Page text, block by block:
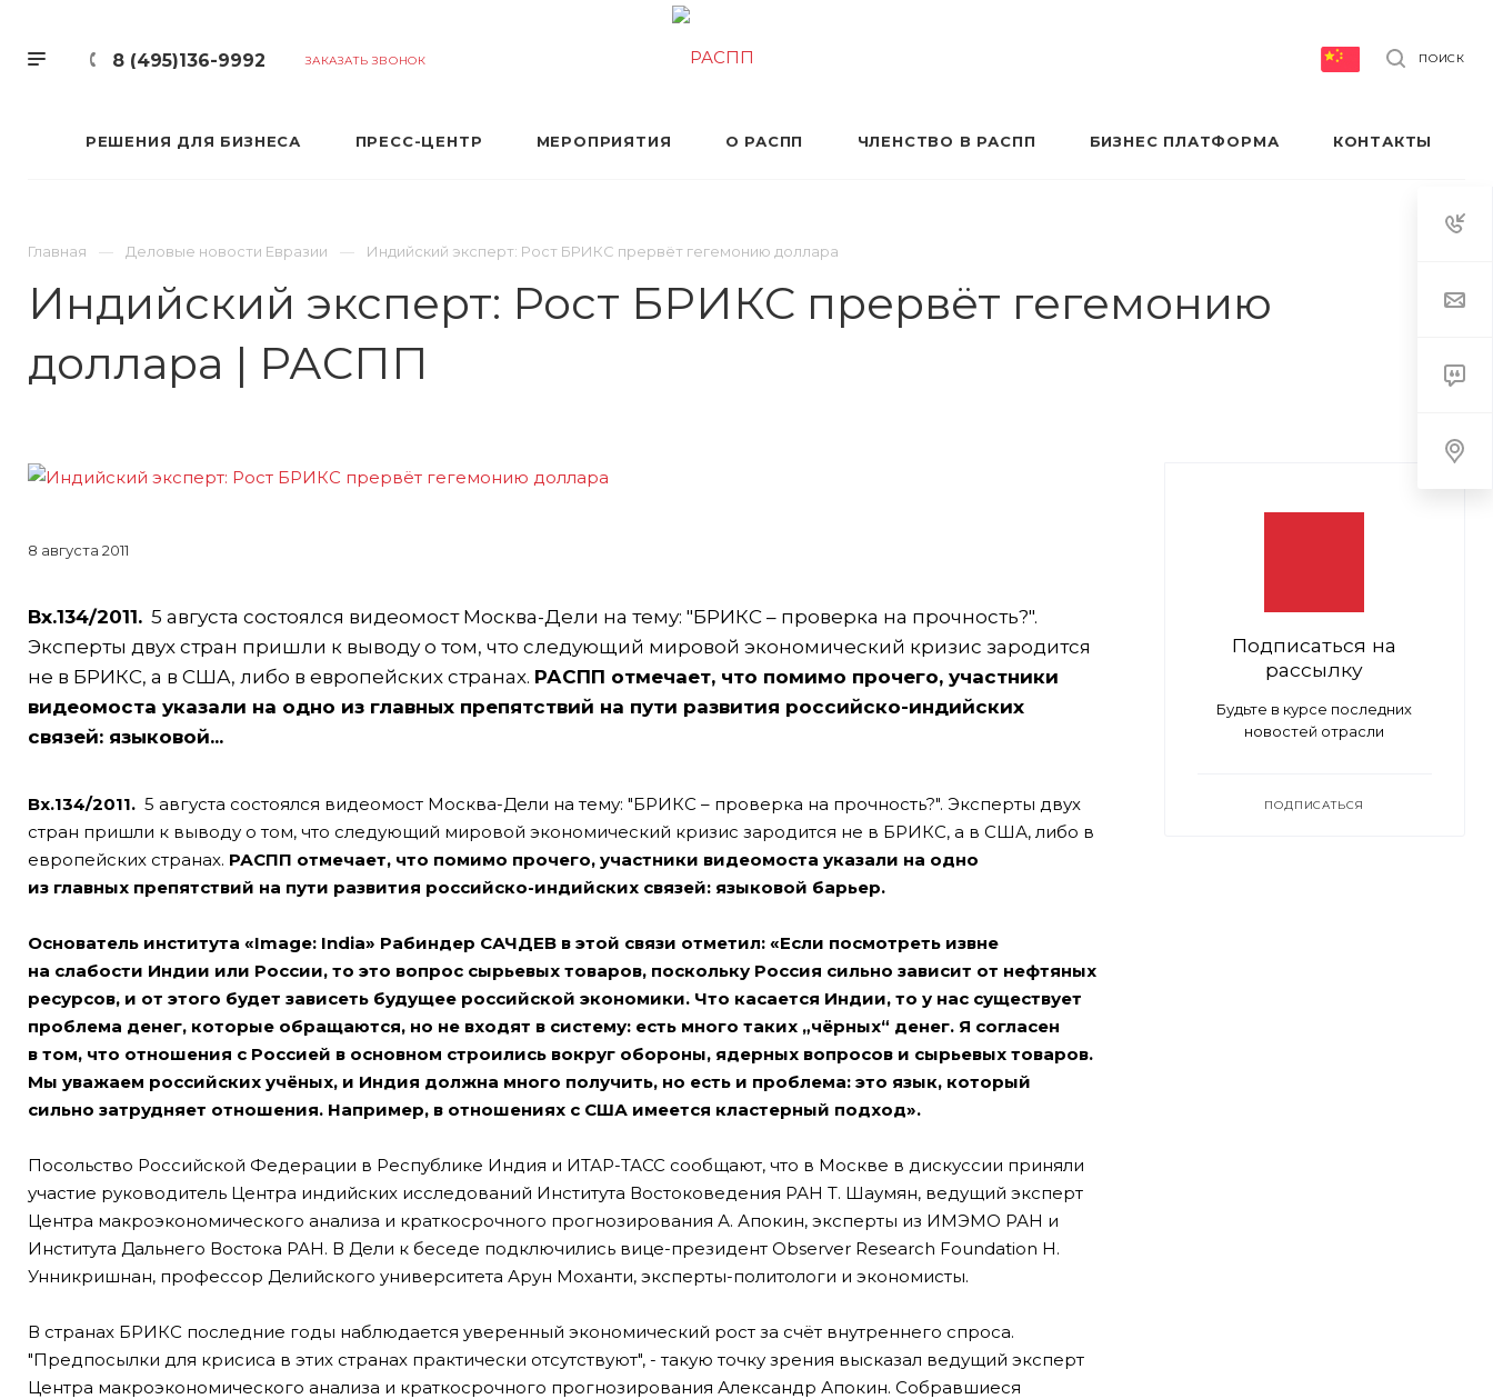
8 (495)136-9992 ЗАКАЗАТЬ ЗВОНОК ПОИСК
РЕШЕНИЯ ДЛЯ БИЗНЕСА ПРЕСС-ЦЕНТР МЕРОПРИЯТИЯ О РАСПП ЧЛЕНСТВО В РАСПП БИЗНЕС ПЛАТФОРМА КОНТАКТЫ
Главная Деловые новости Евразии Индийский эксперт: Рост БРИКС прервёт гегемонию доллара
Индийский эксперт: Рост БРИКС прервёт гегемонию
доллара | РАСПП
8 августа 2011
Вх.134/2011. 5 августа состоялся видеомост Москва-Дели на тему: "БРИКС – проверка на прочность?".
Эксперты двух стран пришли к выводу о том, что следующий мировой экономический кризис зародится
не в БРИКС, а в США, либо в европейских странах. РАСПП отмечает, что помимо прочего, участники
видеомоста указали на одно из главных препятствий на пути развития российско-индийских
связей: языковой...
Вх.134/2011. 5 августа состоялся видеомост Москва-Дели на тему: "БРИКС – проверка на прочность?". Эксперты двух
стран пришли к выводу о том, что следующий мировой экономический кризис зародится не в БРИКС, а в США, либо в
европейских странах. РАСПП отмечает, что помимо прочего, участники видеомоста указали на одно
из главных препятствий на пути развития российско-индийских связей: языковой барьер.
Основатель института «Image: India» Рабиндер САЧДЕВ в этой связи отметил: «Если посмотреть извне
на слабости Индии или России, то это вопрос сырьевых товаров, поскольку Россия сильно зависит от нефтяных
ресурсов, и от этого будет зависеть будущее российской экономики. Что касается Индии, то у нас существует
проблема денег, которые обращаются, но не входят в систему: есть много таких „чёрных“ денег. Я согласен
в том, что отношения с Россией в основном строились вокруг обороны, ядерных вопросов и сырьевых товаров.
Мы уважаем российских учёных, и Индия должна много получить, но есть и проблема: это язык, который
сильно затрудняет отношения. Например, в отношениях с США имеется кластерный подход».
Посольство Российской Федерации в Республике Индия и ИТАР-ТАСС сообщают, что в Москве в дискуссии приняли
участие руководитель Центра индийских исследований Института Востоковедения РАН Т. Шаумян, ведущий эксперт
Центра макроэкономического анализа и краткосрочного прогнозирования А. Апокин, эксперты из ИМЭМО РАН и
Института Дальнего Востока РАН. В Дели к беседе подключились вице-президент Observer Research Foundation Н.
Унникришнан, профессор Делийского университета Арун Моханти, эксперты-политологи и экономисты.
В странах БРИКС последние годы наблюдается уверенный экономический рост за счёт внутреннего спроса.
"Предпосылки для крисиса в этих странах практически отсутствуют", - такую точку зрения высказал ведущий эксперт
Центра макроэкономического анализа и краткосрочного прогнозирования Александр Апокин. Собравшиеся
Подписаться на
рассылку
Будьте в курсе последних
новостей отрасли
ПОДПИСАТЬСЯ